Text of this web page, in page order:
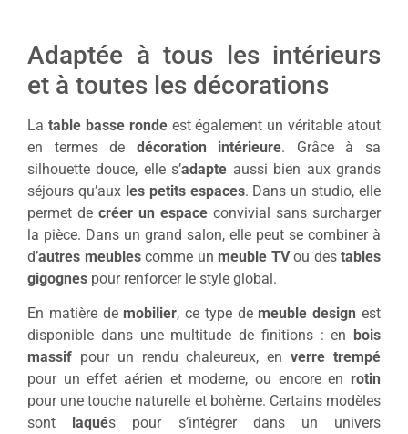
Adaptée à tous les intérieurs
et à toutes les décorations
La table basse rondeest également un véritable atout
en termes de décoration intérieure. Grâce à sa
silhouette douce, elle s’adapte aussi bien aux grands
séjours qu’aux les petits espaces. Dans un studio, elle
permet de créer un espace convivial sans surcharger
la pièce. Dans un grand salon, elle peut se combiner à
d’autres meublescomme un meuble TVou des tables
gigognes pour renforcer le style global.
En matière de mobilier, ce type de meuble design est
disponible dans une multitude de finitions : en bois
massif pour un rendu chaleureux, enverre trempé
pour un effet aérien et moderne, ou encore en rotin
pour une touche naturelle et bohème. Certains modèles
sont laqués pour s’intégrer dans un univers